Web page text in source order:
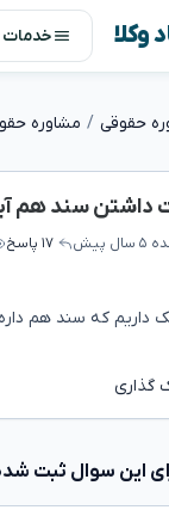
وکلا خدمات
حقوقی مشاوره
داشتن سند هم
۵ سال پیش ۱۷ پاسخ
داریم که سند هم
گذاری